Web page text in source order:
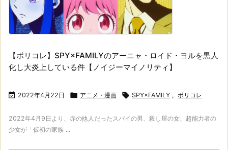
【ポリコレ】SPY×FAMILYのアーニャ・ロイド・ヨルを黒人
化し大炎上している件【ノイジーマイノリティ】
 2022年4月22日  アニメ・漫画  SPY×FAMILY , ポリコレ
2022年4月9日より、赤の他人だったスパイの男、殺し屋の女、超能力者の
少女が「仮初の家族 ...